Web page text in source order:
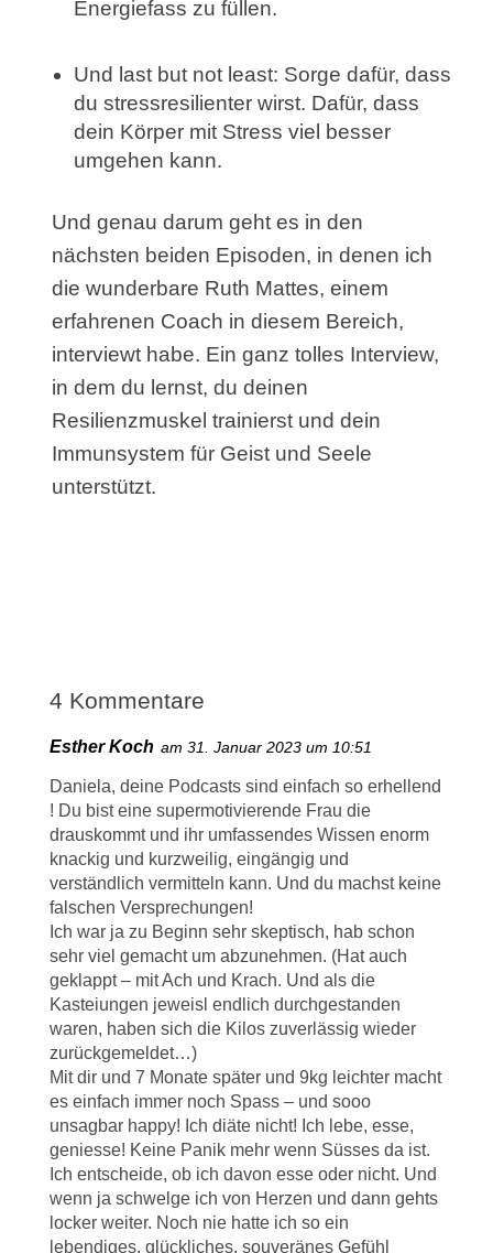
Energiefass zu füllen.
Und last but not least: Sorge dafür, dass
du stressresilienter wirst. Dafür, dass
dein Körper mit Stress viel besser
umgehen kann.
Und genau darum geht es in den
nächsten beiden Episoden, in denen ich
die wunderbare Ruth Mattes, einem
erfahrenen Coach in diesem Bereich,
interviewt habe. Ein ganz tolles Interview,
in dem du lernst, du deinen
Resilienzmuskel trainierst und dein
Immunsystem für Geist und Seele
unterstützt.
4 Kommentare
Esther Koch am 31. Januar 2023 um 10:51
Daniela, deine Podcasts sind einfach so erhellend
! Du bist eine supermotivierende Frau die
drauskommt und ihr umfassendes Wissen enorm
knackig und kurzweilig, eingängig und
verständlich vermitteln kann. Und du machst keine
falschen Versprechungen!
Ich war ja zu Beginn sehr skeptisch, hab schon
sehr viel gemacht um abzunehmen. (Hat auch
geklappt – mit Ach und Krach. Und als die
Kasteiungen jeweisl endlich durchgestanden
waren, haben sich die Kilos zuverlässig wieder
zurückgemeldet…)
Mit dir und 7 Monate später und 9kg leichter macht
es einfach immer noch Spass – und sooo
unsagbar happy! Ich diäte nicht! Ich lebe, esse,
geniesse! Keine Panik mehr wenn Süsses da ist.
Ich entscheide, ob ich davon esse oder nicht. Und
wenn ja schwelge ich von Herzen und dann gehts
locker weiter. Noch nie hatte ich so ein
lebendiges, glückliches, souveränes Gefühl